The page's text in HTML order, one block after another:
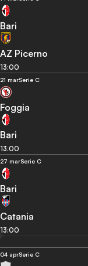
Bari
AZ Picerno
13:00
21 marSerie C
Foggia
Bari
13:00
27 marSerie C
Bari
Catania
13:00
04 aprSerie C